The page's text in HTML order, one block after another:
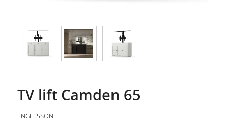
TV lift Camden 65
ENGLESSON